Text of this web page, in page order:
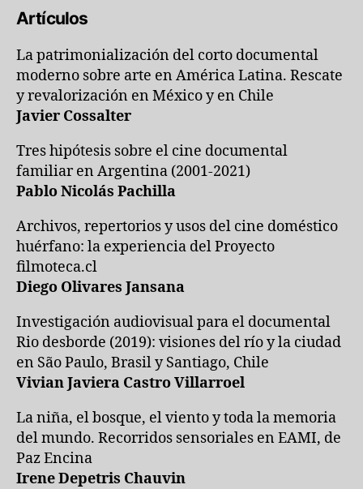
Artículos
La patrimonialización del corto documental
moderno sobre arte en América Latina. Rescate
y revalorización en México y en Chile
Javier Cossalter
Tres hipótesis sobre el cine documental
familiar en Argentina (2001-2021)
Pablo Nicolás Pachilla
Archivos, repertorios y usos del cine doméstico
huérfano: la experiencia del Proyecto
filmoteca.cl
Diego Olivares Jansana
Investigación audiovisual para el documental
Rio desborde (2019): visiones del río y la ciudad
en São Paulo, Brasil y Santiago, Chile
Vivian Javiera Castro Villarroel
La niña, el bosque, el viento y toda la memoria
del mundo. Recorridos sensoriales en EAMI, de
Paz Encina
Irene Depetris Chauvin